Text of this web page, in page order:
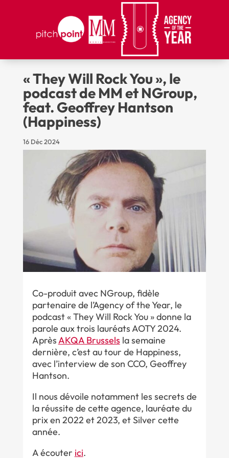
« They Will Rock You », le
podcast de MM et NGroup,
feat. Geoffrey Hantson
(Happiness)
16 Déc 2024
Co-produit avec NGroup, fidèle
partenaire de l’Agency of the Year, le
podcast « They Will Rock You » donne la
parole aux trois lauréats AOTY 2024.
AprèsAKQA Brussels la semaine
dernière, c’est au tour de Happiness,
avec l’interview de son CCO, Geoffrey
Hantson.
Il nous dévoile notamment les secrets de
la réussite de cette agence, lauréate du
prix en 2022 et 2023, et Silver cette
année.
A écouter ici.